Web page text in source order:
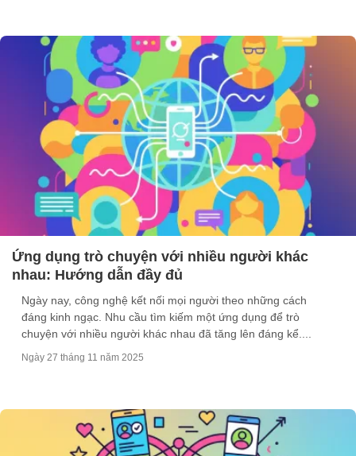
Ứng dụng trò chuyện với nhiều người khác
nhau: Hướng dẫn đầy đủ
Ngày nay, công nghệ kết nối mọi người theo những cách
đáng kinh ngạc. Nhu cầu tìm kiếm một ứng dụng để trò
chuyện với nhiều người khác nhau đã tăng lên đáng kể....
Ngày 27 tháng 11 năm 2025